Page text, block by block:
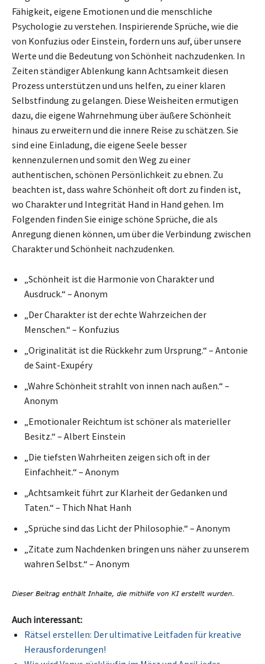
Fähigkeit, eigene Emotionen und die menschliche
Psychologie zu verstehen. Inspirierende Sprüche, wie die
von Konfuzius oder Einstein, fordern uns auf, über unsere
Werte und die Bedeutung von Schönheit nachzudenken. In
Zeiten ständiger Ablenkung kann Achtsamkeit diesen
Prozess unterstützen und uns helfen, zu einer klaren
Selbstfindung zu gelangen. Diese Weisheiten ermutigen
dazu, die eigene Wahrnehmung über äußere Schönheit
hinaus zu erweitern und die innere Reise zu schätzen. Sie
sind eine Einladung, die eigene Seele besser
kennenzulernen und somit den Weg zu einer
authentischen, schönen Persönlichkeit zu ebnen. Zu
beachten ist, dass wahre Schönheit oft dort zu finden ist,
wo Charakter und Integrität Hand in Hand gehen. Im
Folgenden finden Sie einige schöne Sprüche, die als
Anregung dienen können, um über die Verbindung zwischen
Charakter und Schönheit nachzudenken.
„Schönheit ist die Harmonie von Charakter und
Ausdruck.“ – Anonym
„Der Charakter ist der echte Wahrzeichen der
Menschen.“ – Konfuzius
„Originalität ist die Rückkehr zum Ursprung.“ – Antonie
de Saint-Exupéry
„Wahre Schönheit strahlt von innen nach außen.“ –
Anonym
„Emotionaler Reichtum ist schöner als materieller
Besitz.“ – Albert Einstein
„Die tiefsten Wahrheiten zeigen sich oft in der
Einfachheit.“ – Anonym
„Achtsamkeit führt zur Klarheit der Gedanken und
Taten.“ – Thich Nhat Hanh
„Sprüche sind das Licht der Philosophie.“ – Anonym
„Zitate zum Nachdenken bringen uns näher zu unserem
wahren Selbst.“ – Anonym
Auch interessant:
Rätsel erstellen: Der ultimative Leitfaden für kreative
Herausforderungen!